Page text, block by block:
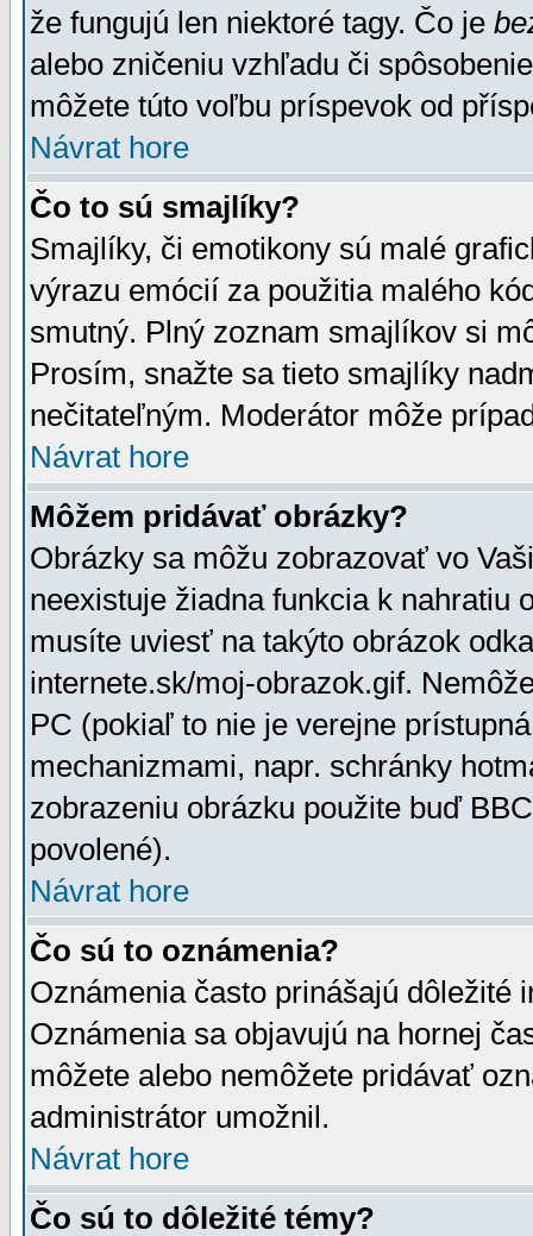
že fungujú len niektoré tagy. Čo je
alebo zničeniu vzhľadu či
môžete túto voľbu príspevok od
Návrat hore
Čo to sú smajlíky?
Smajlíky, či emotikony sú malé
výrazu emócií za použitia malého
smutný. Plný zoznam smajlíkov si
Prosím, snažte sa tieto smajlíky
nečitateľným. Moderátor môže
Návrat hore
Môžem pridávať obrázky?
Obrázky sa môžu zobrazovať vo
neexistuje žiadna funkcia k nahratiu
musíte uviesť na takýto obrázok
internete.sk/moj-obrazok.gif.
PC (pokiaľ to nie je verejne
mechanizmami, napr. schránky
zobrazeniu obrázku použite buď
povolené).
Návrat hore
Čo sú to oznámenia?
Oznámenia často prinášajú dôležité
Oznámenia sa objavujú na hornej
môžete alebo nemôžete pridávať
administrátor umožnil.
Návrat hore
Čo sú to dôležité témy?